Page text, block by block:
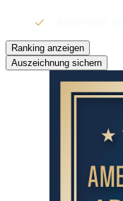
Ranking anzeigen
Auszeichnung sichern